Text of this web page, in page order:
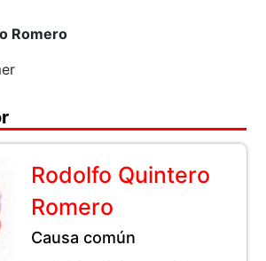
Romero
Rodolfo Quintero
Romero
Causa común